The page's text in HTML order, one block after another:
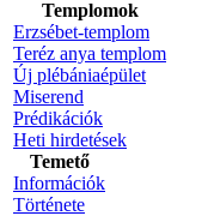
Templomok
Erzsébet-templom
Teréz anya templom
Új plébániaépület
Miserend
Prédikációk
Heti hirdetések
Temető
Információk
Története